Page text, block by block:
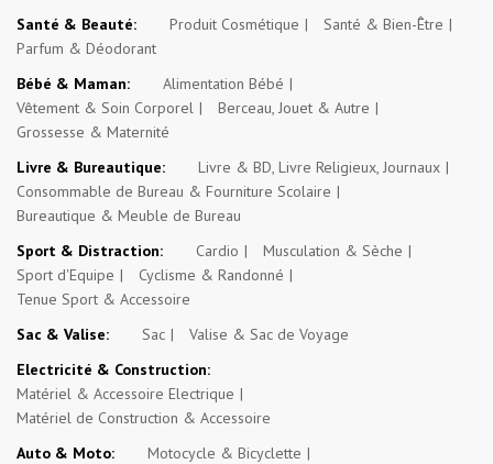
Santé & Beauté:
Produit Cosmétique
Santé & Bien-Être
Parfum & Déodorant
Bébé & Maman:
Alimentation Bébé
Vêtement & Soin Corporel
Berceau, Jouet & Autre
Grossesse & Maternité
Livre & Bureautique:
Livre & BD, Livre Religieux, Journaux
Consommable de Bureau & Fourniture Scolaire
Bureautique & Meuble de Bureau
Sport & Distraction:
Cardio
Musculation & Sèche
Sport d'Equipe
Cyclisme & Randonné
Tenue Sport & Accessoire
Sac & Valise:
Sac
Valise & Sac de Voyage
Electricité & Construction:
Matériel & Accessoire Electrique
Matériel de Construction & Accessoire
Auto & Moto:
Motocycle & Bicyclette